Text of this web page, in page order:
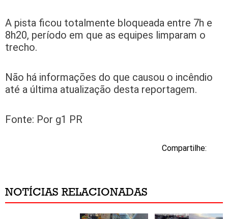
A pista ficou totalmente bloqueada entre 7h e
8h20, período em que as equipes limparam o
trecho.
Não há informações do que causou o incêndio
até a última atualização desta reportagem.
Fonte: Por g1 PR
Compartilhe:
NOTÍCIAS RELACIONADAS